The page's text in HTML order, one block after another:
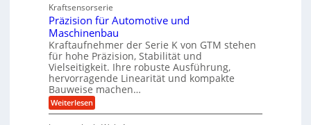
c
h
w
n
d
e
t
r
i
e
n
d
A
u
f
t
r
a
g
l
o
s
e
,
w
e
n
i
h
n
s
t
a
n
g
e
n
g
e
t
Kraftsensorserie
Präzision für Automotive und
Maschinenbau
Kraftaufnehmer der Serie K von GTM stehen
für hohe Präzision, Stabilität und
Vielseitigkeit. Ihre robuste Ausführung,
hervorragende Linearität und kompakte
Bauweise machen…
Weiterlesen:
P